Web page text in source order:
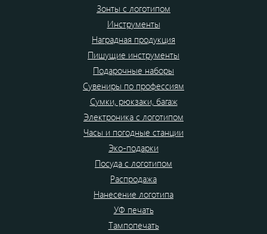
Зонты с логотипом
Инструменты
Наградная продукция
Пишущие инструменты
Подарочные наборы
Сувениры по профессиям
Сумки, рюкзаки, багаж
Электроника с логотипом
Часы и погодные станции
Эко-подарки
Посуда с логотипом
Распродажа
Нанесение логотипа
УФ печать
Тампопечать